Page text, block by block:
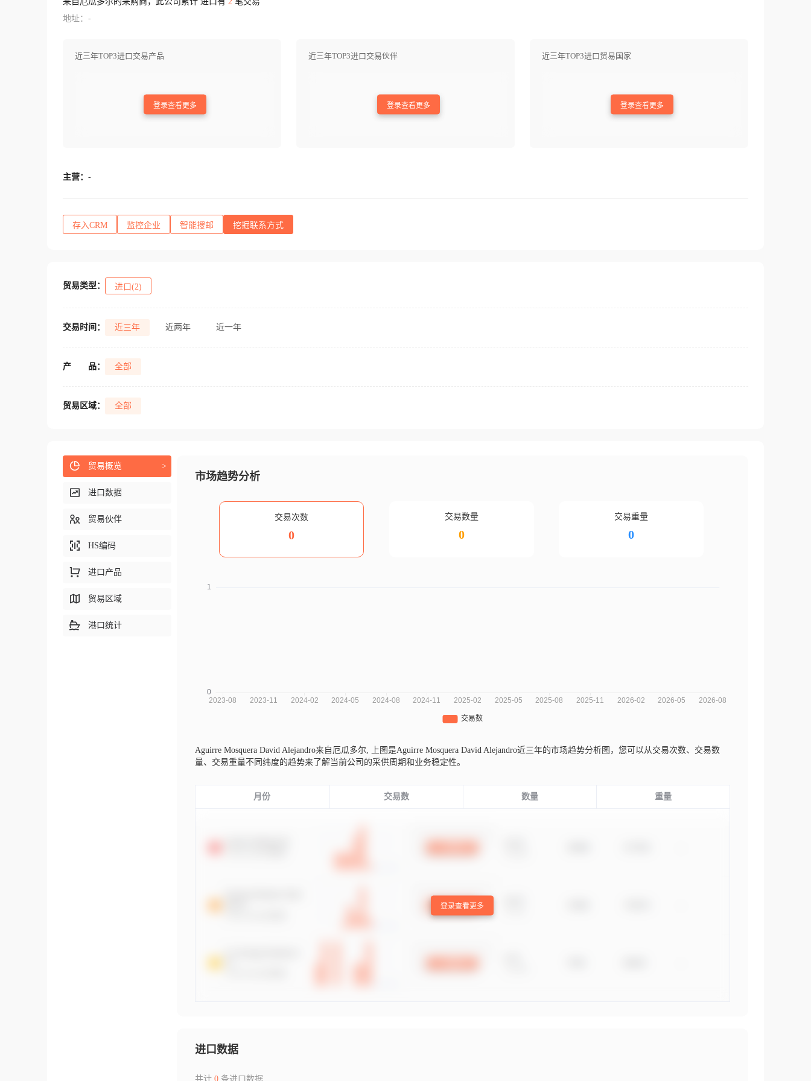
地址：-
近三年TOP3进口交易产品
登录查看更多
近三年TOP3进口交易伙伴
登录查看更多
近三年TOP3进口贸易国家
登录查看更多
主营： -
存入CRM 监控企业 智能搜邮 挖掘联系方式
贸易类型： 进口(2)
交易时间： 近三年 近两年 近一年
产 品： 全部
贸易区域： 全部
市场趋势分析
交易次数
0
交易数量
0
交易重量
0
Aguirre Mosquera David Alejandro来自厄瓜多尔,
上图是Aguirre Mosquera David Alejandro近三年的市场趋势分析图，您可以从交易次数、交易数
量、交易重量不同纬度的趋势来了解当前公司的采供周期和业务稳定性。
月份 交易数 数量 重量
登录查看更多
进口数据
共计 0条进口数据
贸易概览 >
进口数据
贸易伙伴
HS编码
进口产品
贸易区域
港口统计